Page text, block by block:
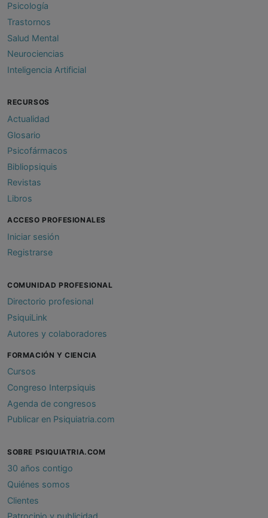
Psicología
Trastornos
Salud Mental
Neurociencias
Inteligencia Artificial
RECURSOS
Actualidad
Glosario
Psicofármacos
Bibliopsiquis
Revistas
Libros
ACCESO PROFESIONALES
Iniciar sesión
Registrarse
COMUNIDAD PROFESIONAL
Directorio profesional
PsiquiLink
Autores y colaboradores
FORMACIÓN Y CIENCIA
Cursos
Congreso Interpsiquis
Agenda de congresos
Publicar en Psiquiatria.com
SOBRE PSIQUIATRIA.COM
30 años contigo
Quiénes somos
Clientes